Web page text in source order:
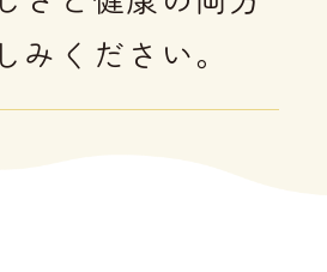
みください。